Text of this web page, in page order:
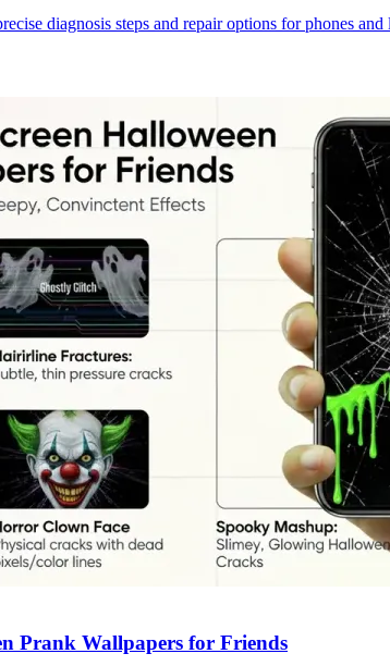
diagnosis steps and repair options for phones
Prank Wallpapers for Friends